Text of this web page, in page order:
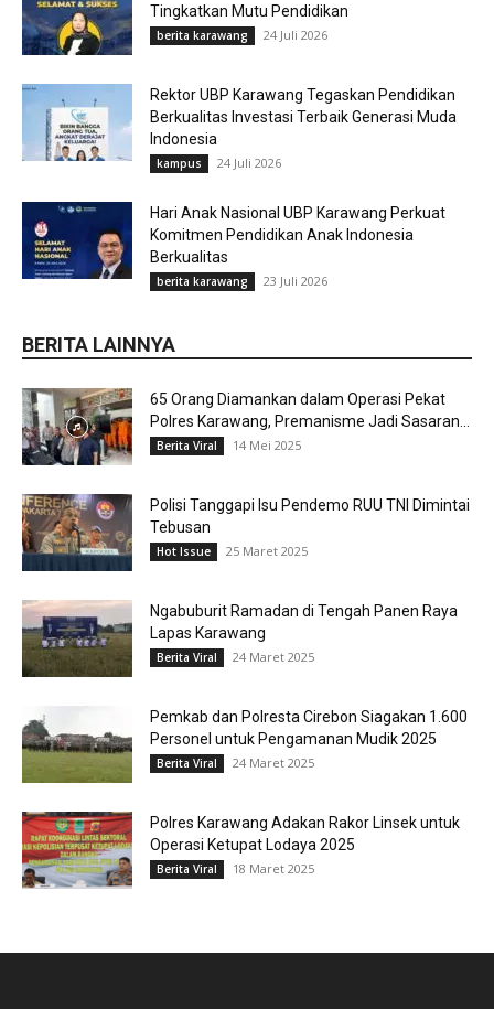
Tingkatkan Mutu Pendidikan
berita karawang 24 Juli 2026
Rektor UBP Karawang Tegaskan Pendidikan
Berkualitas Investasi Terbaik Generasi Muda
Indonesia
kampus 24 Juli 2026
Hari Anak Nasional UBP Karawang Perkuat
Komitmen Pendidikan Anak Indonesia
Berkualitas
berita karawang 23 Juli 2026
BERITA LAINNYA
65 Orang Diamankan dalam Operasi Pekat
Polres Karawang, Premanisme Jadi Sasaran...
Berita Viral 14 Mei 2025
Polisi Tanggapi Isu Pendemo RUU TNI Dimintai
Tebusan
Hot Issue 25 Maret 2025
Ngabuburit Ramadan di Tengah Panen Raya
Lapas Karawang
Berita Viral 24 Maret 2025
Pemkab dan Polresta Cirebon Siagakan 1.600
Personel untuk Pengamanan Mudik 2025
Berita Viral 24 Maret 2025
Polres Karawang Adakan Rakor Linsek untuk
Operasi Ketupat Lodaya 2025
Berita Viral 18 Maret 2025